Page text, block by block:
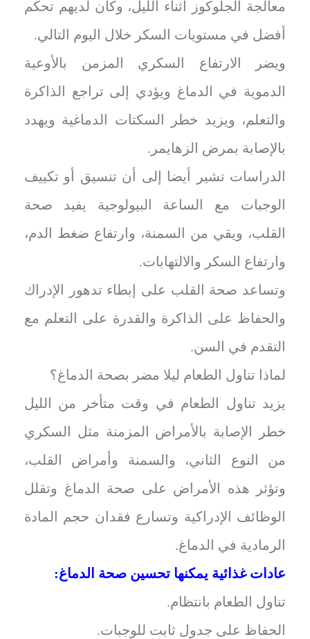
معالجة الجلوكوز أثناء الليل، وكان لديهم تحكم
أفضل في مستويات السكر خلال اليوم التالي.
ويضر الارتفاع السكري المزمن بالأوعية
الدموية في الدماغ ويؤدي إلى تراجع الذاكرة
والتعلم، ويزيد خطر السكتات الدماغية ويهدد
بالإصابة بمرض الزهايمر.
الدراسات تشير أيضا إلى أن تنسيق أو تكييف
الوجبات مع الساعة البيولوجية يفيد صحة
القلب، ويقي من السمنة، وارتفاع ضغط الدم،
وارتفاع السكر والالتهابات.
وتساعد صحة القلب على إبطاء تدهور الإدراك
والحفاظ على الذاكرة والقدرة على التعلم مع
التقدم في السن.
لماذا تناول الطعام ليلا مضر بصحة الدماغ؟
يزيد تناول الطعام في وقت متأخر من الليل
خطر الإصابة بالأمراض المزمنة مثل السكري
من النوع الثاني، والسمنة وأمراض القلب،
وتؤثر هذه الأمراض على صحة الدماغ وتقلل
الوظائف الإدراكية وتسارع فقدان حجم المادة
الرمادية في الدماغ.
عادات غذائية يمكنها تحسين صحة الدماغ:
تناول الطعام بانتظام.
الحفاظ على جدول ثابت للوجبات.